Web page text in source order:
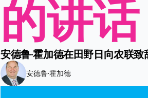
的讲话
安德鲁·霍加德在田野日向农联致
安德鲁·霍加德